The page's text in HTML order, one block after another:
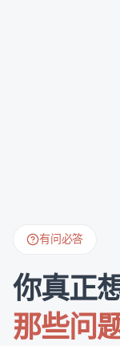
有问必答
你真正
那些问